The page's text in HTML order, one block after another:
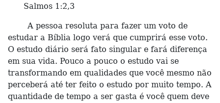
Salmos 1:2,3
A pessoa resoluta para fazer um voto de
estudar a Bíblia logo verá que cumprirá esse voto.
O estudo diário será fato singular e fará diferença
em sua vida. Pouco a pouco o estudo vai se
transformando em qualidades que você mesmo não
perceberá até ter feito o estudo por muito tempo. A
quantidade de tempo a ser gasta é você quem deve